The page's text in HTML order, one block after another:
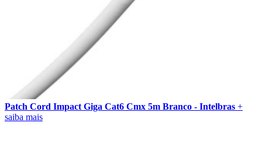
Patch Cord Impact Giga Cat6 Cmx 5m Branco - Intelbras +
saiba mais